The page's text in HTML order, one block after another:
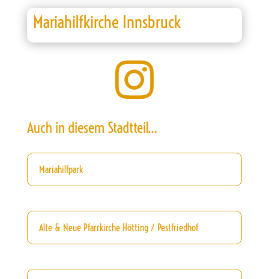
Mariahilfkirche Innsbruck

Auch in diesem Stadtteil…
Mariahilfpark
Alte & Neue Pfarrkirche Hötting / Pestfriedhof